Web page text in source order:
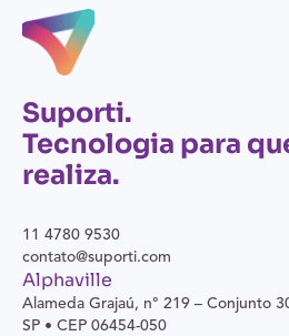
Suporti.
Tecnologia para
realiza.
11 4780 9530
contato@suporti.com
Alphaville
Alameda Grajaú, n° 219 – Conjunto
SP • CEP 06454-050